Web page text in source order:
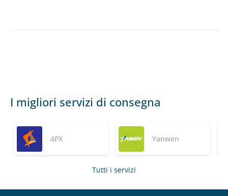
I migliori servizi di consegna
4PX Yanwen
Tutti i servizi